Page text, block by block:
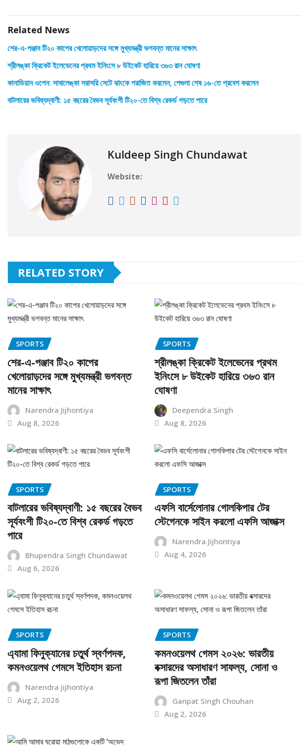
Related News
শের-এ-পঞ্জাব টি২০ কাপের খেলোয়াড়দের সঙ্গে মুখ্যমন্ত্রী ভগবন্ত মানের সাক্ষাৎ
শ্রীলঙ্কা ক্রিকেট ইলেভেনের প্রথম ইনিংসে ৮ উইকেট হারিয়ে ৩৬৩ রান ঘোষণা
কানাডিয়ান ওপেন: সাবালেঙ্কা সরাসরি সেটে ঝাংকে পরাজিত করলেন, পেগুলা শেষ ১৬-তে প্রবেশ করলেন
বাটলারের ভবিষ্যদ্বাণী: ১৫ বছরের বৈভব সূর্যবংশী টি২০-তে বিশ্ব রেকর্ড গড়তে পারে
Kuldeep Singh Chundawat
Website:
RELATED STORY
SPORTS
শের-এ-পঞ্জাব টি২০ কাপের
খেলোয়াড়দের সঙ্গে মুখ্যমন্ত্রী ভগবন্ত
মানের সাক্ষাৎ
Narendra Jijhontiya
Aug 8, 2026
SPORTS
শ্রীলঙ্কা ক্রিকেট ইলেভেনের প্রথম
ইনিংসে ৮ উইকেট হারিয়ে ৩৬৩ রান
ঘোষণা
Deependra Singh
Aug 8, 2026
SPORTS
বাটলারের ভবিষ্যদ্বাণী: ১৫ বছরের বৈভব
সূর্যবংশী টি২০-তে বিশ্ব রেকর্ড গড়তে
পারে
Bhupendra Singh Chundawat
Aug 6, 2026
SPORTS
এফসি বার্সেলোনার গোলকিপার টের
স্টেগেনকে সাইন করলো এফসি আজাক্স
Narendra Jijhontiya
Aug 4, 2026
SPORTS
এ্যামা ফিনুক্যানের চতুর্থ স্বর্ণপদক,
কমনওয়েলথ গেমসে ইতিহাস রচনা
Narendra Jijhontiya
Aug 2, 2026
SPORTS
কমনওয়েলথ গেমস ২০২৬: ভারতীয়
বক্সারদের অসাধারণ সাফল্য, সোনা ও
রূপা জিতলেন তাঁরা
Ganpat Singh Chouhan
Aug 2, 2026